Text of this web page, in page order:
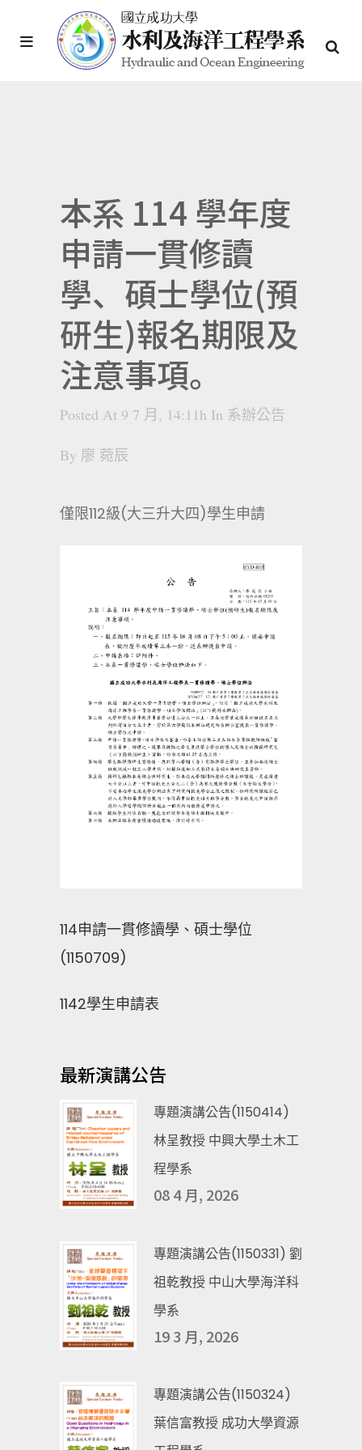
本系 114 學年度
申請一貫修讀
學、碩士學位(預
研生)報名期限及
注意事項。
Posted At 9 7 月, 14:11h In 系辦公告
By 廖 菀辰
僅限112級(大三升大四)學生申請
114申請一貫修讀學、碩士學位
(1150709)
1142學生申請表
最新演講公告
專題演講公告(1150414)
林呈教授 中興大學土木工
程學系
08 4 月, 2026
專題演講公告(1150331) 劉
祖乾教授 中山大學海洋科
學系
19 3 月, 2026
專題演講公告(1150324)
葉信富教授 成功大學資源